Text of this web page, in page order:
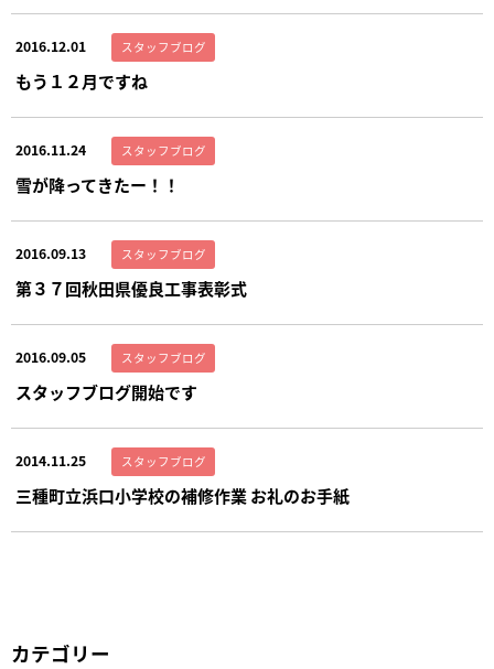
2016.12.01 スタッフブログ
もう１２月ですね
2016.11.24 スタッフブログ
雪が降ってきたー！！
2016.09.13 スタッフブログ
第３７回秋田県優良工事表彰式
2016.09.05 スタッフブログ
スタッフブログ開始です
2014.11.25 スタッフブログ
三種町立浜口小学校の補修作業 お礼のお手紙
カテゴリー